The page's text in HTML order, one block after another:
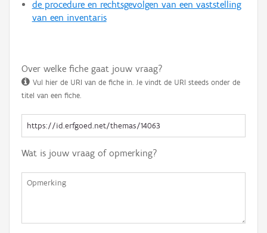
de procedure en rechtsgevolgen van een vaststelling
van een inventaris
Over welke fiche gaat jouw vraag?
Vul hier de URI van de fiche in. Je vindt de URI steeds onder de
titel van een fiche.
Wat is jouw vraag of opmerking?